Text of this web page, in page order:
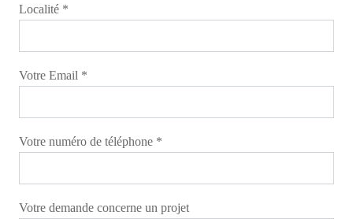
Localité *
Votre Email *
Votre numéro de téléphone *
Votre demande concerne un projet